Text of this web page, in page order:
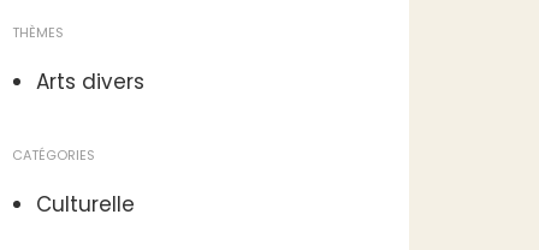
THÈMES
Arts divers
CATÉGORIES
Culturelle